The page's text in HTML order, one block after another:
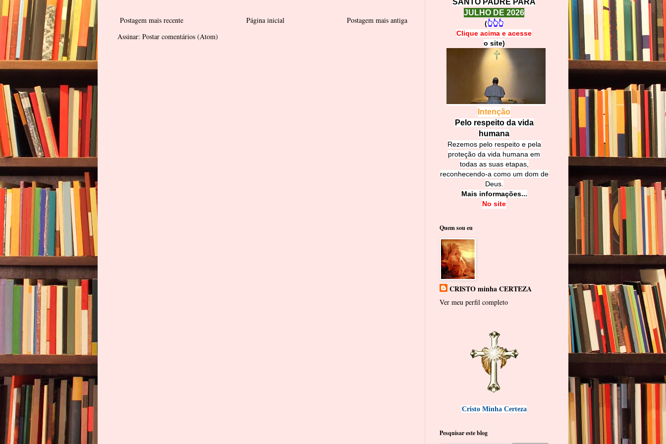
Postagem mais recente Postagem mais antiga
Página inicial
Assinar: Postar comentários (Atom)
SANTO PADRE PARA
JULHO DE 2026
(👆👆👆
Clique acima e acesse
o site)
Intenção
Pelo respeito da vida
humana
Rezemos pelo respeito e pela
proteção da vida humana em
todas as suas etapas,
reconhecendo-a como um dom de
Deus.
Mais informações...
No site
Quem sou eu
CRISTO minha CERTEZA
Ver meu perfil completo
Cristo Minha Certeza
Pesquisar este blog